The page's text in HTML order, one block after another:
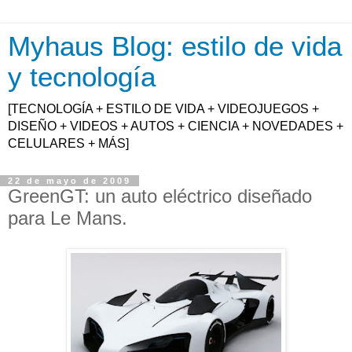
Myhaus Blog: estilo de vida
y tecnología
[TECNOLOGÍA + ESTILO DE VIDA + VIDEOJUEGOS +
DISEÑO + VIDEOS + AUTOS + CIENCIA + NOVEDADES +
CELULARES + MÁS]
22 de mayo de 2009
GreenGT: un auto eléctrico diseñado
para Le Mans.